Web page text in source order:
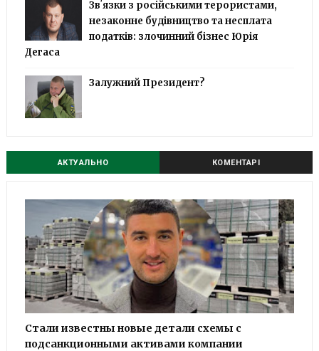
Звʼязки з російськими терористами,
незаконне будівництво та несплата
податків: злочинний бізнес Юрія
Дегаса
Залужний Президент?
АКТУАЛЬНО КОМЕНТАРІ
Стали известны новые детали схемы с
подсанкционными активами компании